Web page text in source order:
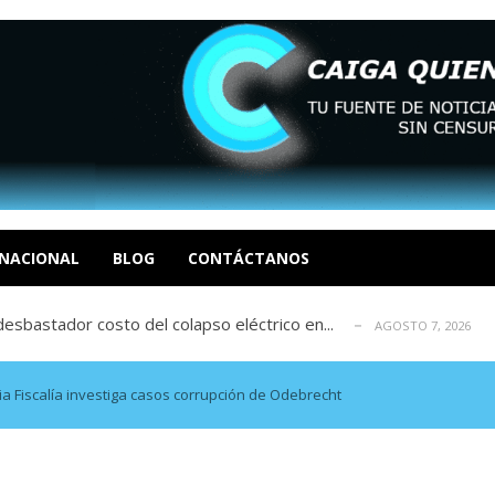
BLOG CONTÁCTANOS
apagones y promesas incumplidas... AGOSTO 6, 2026
de derechos humanos en el Minister... AGOSTO 6, 2026
un mercado impulsado por el auge de...
costo del colapso eléctrico en...
Por Dayana Cristina Duzoglou L. AGOSTO 6, 2026
apagones y promesas incumplidas... AGOSTO 6, 2026
de derechos humanos en el Minister...
un mercado impulsado por el auge de... AGOSTO 6, 2026
Fiscalía investiga casos corrupción de Odebrecht